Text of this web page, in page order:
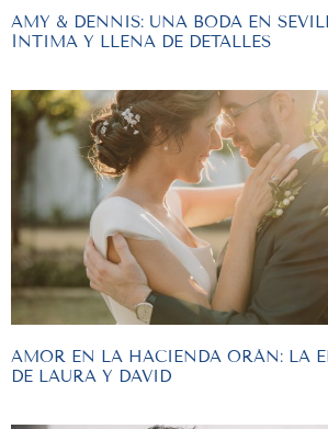
AMY & DENNIS: UNA BODA EN
ÍNTIMA Y LLENA DE DETALLES
AMOR EN LA HACIENDA ORÁN: LA
DE LAURA Y DAVID